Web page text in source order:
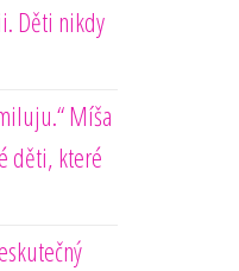
Děti nikdy
Míša
děti, které